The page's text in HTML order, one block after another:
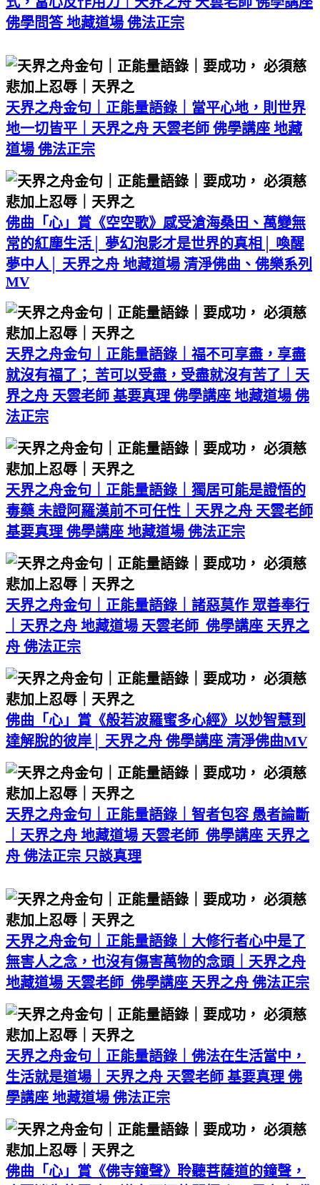
佛學問答 地藏道場 佛法正宗
天界之舟金句｜正能量語錄｜當平心地，則世界
地一切皆平｜天界之舟 天雲老師 佛學講座 地藏
道場 佛法正宗
佛曲「心」賞《空空歌》感受滄海桑田、萬變無
常的紅塵生活│ 夢幻泡影才是世界的真相│ 喚醒
夢中人│ 天界之舟 地藏道場 清淨佛曲、佛樂系列
MV
天界之舟金句｜正能量語錄｜福不可享盡，享盡
就沒有福了； 苦可以受盡，受盡就沒有苦了｜天
界之舟 天雲老師 基要真理 佛學講座 地藏道場 佛
法正宗
天界之舟金句｜正能量語錄｜獨居可能是證悟的
毒藥 未證阿羅漢前不可任性｜天界之舟 天雲老師
基要真理 佛學講座 地藏道場 佛法正宗
天界之舟金句｜正能量語錄｜諸惡莫作 眾善奉行
｜天界之舟 地藏道場 天雲老師 佛學講座 天界之
舟 佛法正宗
佛曲「心」賞《般若波羅蜜多心經》以妙智慧到
達解脫的彼岸│ 天界之舟 佛學講座 清淨佛曲MV
天界之舟金句｜正能量語錄｜智者包容 愚者論斷
｜天界之舟 地藏道場 天雲老師 佛學講座 天界之
舟 佛法正宗 只談真理
天界之舟金句｜正能量語錄｜大修行者心中是了
無害人之念，也沒有傷害萬物的念頭｜天界之舟
地藏道場 天雲老師 佛學講座 天界之舟 佛法正宗
天界之舟金句｜正能量語錄｜佛法在生活當中，
生活就是道場｜天界之舟 天雲老師 基要真理 佛
學講座 地藏道場 佛法正宗
佛曲「心」賞《佛寺鐘聲》聆聽菩薩道的鐘聲，